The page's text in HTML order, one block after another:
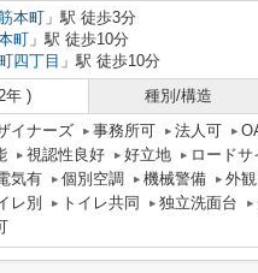
本町 」駅 徒歩3分
町 」駅 徒歩10分
四丁目 」駅 徒歩10分
年 ) 種別/構造
イナーズ 事務所可 法人可
視認性良好 好立地 ロードサ
気有 個別空調 機械警備 外
レ別 トイレ共同 独立洗面台